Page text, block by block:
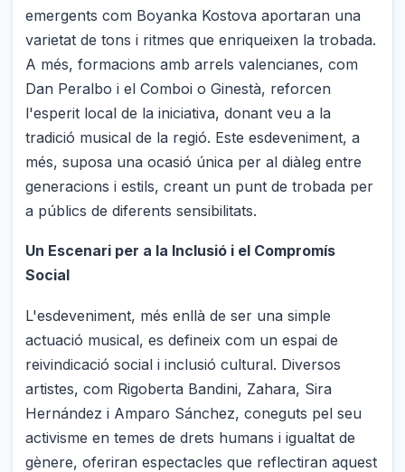
emergents com Boyanka Kostova aportaran una
varietat de tons i ritmes que enriqueixen la trobada.
A més, formacions amb arrels valencianes, com
Dan Peralbo i el Comboi o Ginestà, reforcen
l'esperit local de la iniciativa, donant veu a la
tradició musical de la regió. Este esdeveniment, a
més, suposa una ocasió única per al diàleg entre
generacions i estils, creant un punt de trobada per
a públics de diferents sensibilitats.
Un Escenari per a la Inclusió i el Compromís
Social
L'esdeveniment, més enllà de ser una simple
actuació musical, es defineix com un espai de
reivindicació social i inclusió cultural. Diversos
artistes, com Rigoberta Bandini, Zahara, Sira
Hernández i Amparo Sánchez, coneguts pel seu
activisme en temes de drets humans i igualtat de
gènere, oferiran espectacles que reflectiran aquest